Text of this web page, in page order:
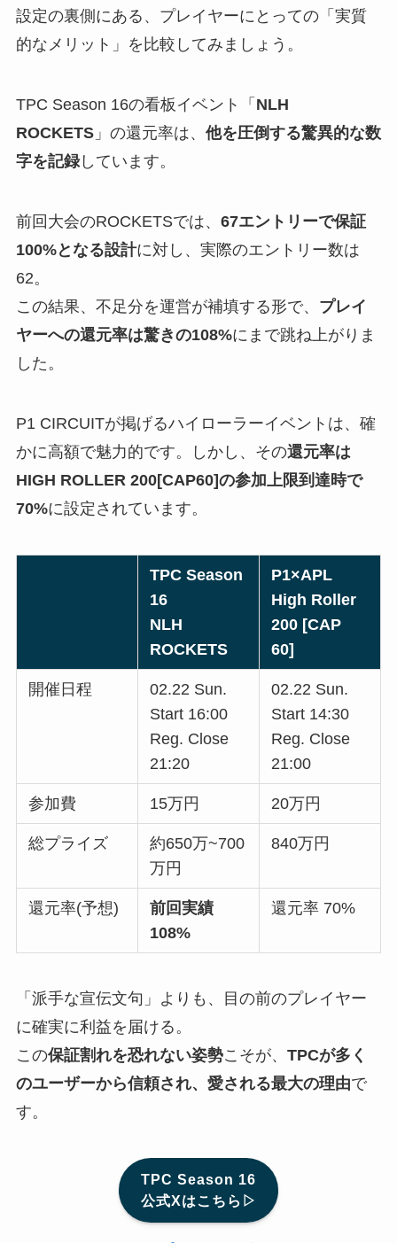
設定の裏側にある、プレイヤーにとっての「実質
的なメリット」を比較してみましょう。
TPC Season 16の看板イベント「 NLH
ROCKETS」の還元率は、 他を圧倒する驚異的な数
字を記録しています。
前回大会のROCKETSでは、 67エントリーで保証
100%となる設計に対し、実際のエントリー数は
62。
この結果、不足分を運営が補填する形で、 プレイ
ヤーへの還元率は驚きの108%にまで跳ね上がりま
した。
P1 CIRCUITが掲げるハイローラーイベントは、確
かに高額で魅力的です。しかし、その還元率は
HIGH ROLLER 200[CAP60]の参加上限到達時で
70%に設定されています。
TPC Season
16
NLH
ROCKETS
P1×APL
High Roller
200 [CAP
60]
開催日程
02.22 Sun.
Start 16:00
Reg. Close
21:20
02.22 Sun.
Start 14:30
Reg. Close
21:00
参加費 15万円 20万円
総プライズ
約650万~700
万円
840万円
還元率(予想)
前回実績
108%
還元率 70%
「派手な宣伝文句」よりも、目の前のプレイヤー
に確実に利益を届ける。
この保証割れを恐れない姿勢こそが、 TPCが多く
のユーザーから信頼され、愛される最大の理由で
す。
TPC Season 16
公式Xはこちら▷